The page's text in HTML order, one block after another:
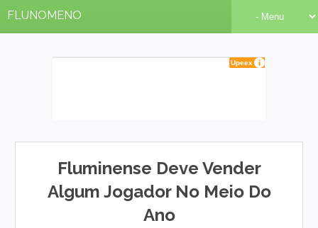
FLUNOMENO
Fluminense Deve Vender
Algum Jogador No Meio Do
Ano